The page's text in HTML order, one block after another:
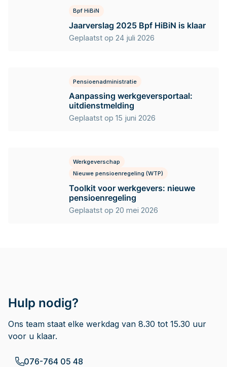
Bpf HiBiN
Jaarverslag 2025 Bpf HiBiN is klaar
Geplaatst op 24 juli 2026
Pensioenadministratie
Aanpassing werkgeversportaal:
uitdienstmelding
Geplaatst op 15 juni 2026
Werkgeverschap
Nieuwe pensioenregeling (WTP)
Toolkit voor werkgevers: nieuwe
pensioenregeling
Geplaatst op 20 mei 2026
Hulp nodig?
Ons team staat elke werkdag van 8.30 tot 15.30 uur
voor u klaar.
076-764 05 48